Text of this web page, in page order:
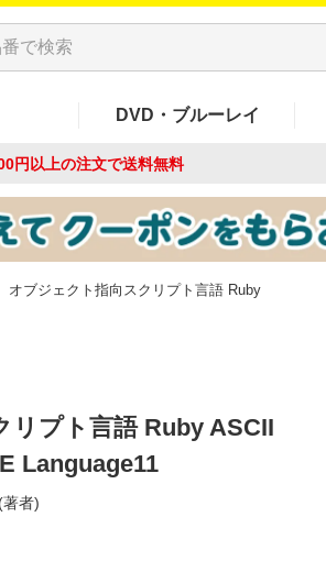
DVD・ブルーレイ
円以上の注文で送料無料
オブジェクト指向スクリプト言語 Ruby
リプト言語 Ruby ASCII
Language11
者)